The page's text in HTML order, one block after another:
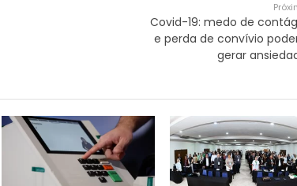
Covid-19: medo de
e perda de convívio
gerar